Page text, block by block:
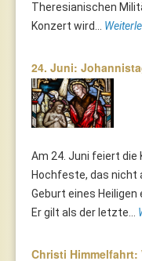
Theresianischen
Konzert wird...
24. Juni:
Am 24. Juni feiert die
Hochfeste, das nicht
Geburt eines
Er gilt als der letzte...
Christi